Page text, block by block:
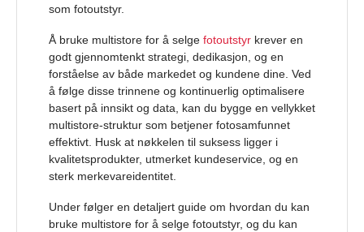
som fotoutstyr.
Å bruke multistore for å selge fotoutstyr krever en
godt gjennomtenkt strategi, dedikasjon, og en
forståelse av både markedet og kundene dine. Ved
å følge disse trinnene og kontinuerlig optimalisere
basert på innsikt og data, kan du bygge en vellykket
multistore-struktur som betjener fotosamfunnet
effektivt. Husk at nøkkelen til suksess ligger i
kvalitetsprodukter, utmerket kundeservice, og en
sterk merkevareidentitet.
Under følger en detaljert guide om hvordan du kan
bruke multistore for å selge fotoutstyr, og du kan